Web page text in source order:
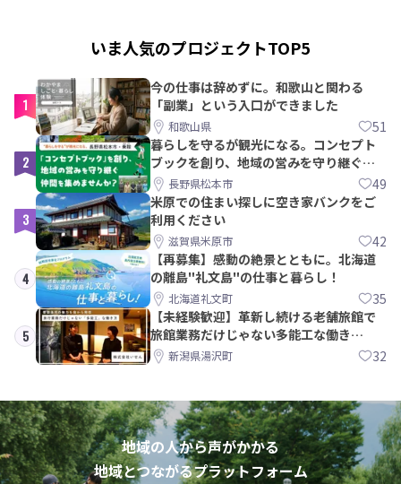
いま人気のプロジェクトTOP5
1
今の仕事は辞めずに。和歌山と関わる
「副業」という入口ができました
和歌山県 51
2
暮らしを守るが観光になる。コンセプト
ブックを創り、地域の営みを守り継ぐ仲
間を集めませんか？
長野県松本市 49
3
米原での住まい探しに空き家バンクをご
利用ください
滋賀県米原市 42
4
【再募集】感動の絶景とともに。北海道
の離島"礼文島"の仕事と暮らし！
北海道礼文町 35
5
【未経験歓迎】革新し続ける老舗旅館で
旅館業務だけじゃない多能工な働き
方。 株式会社いせん
新潟県湯沢町 32
地域の人から声がかかる
地域とつながるプラットフォーム